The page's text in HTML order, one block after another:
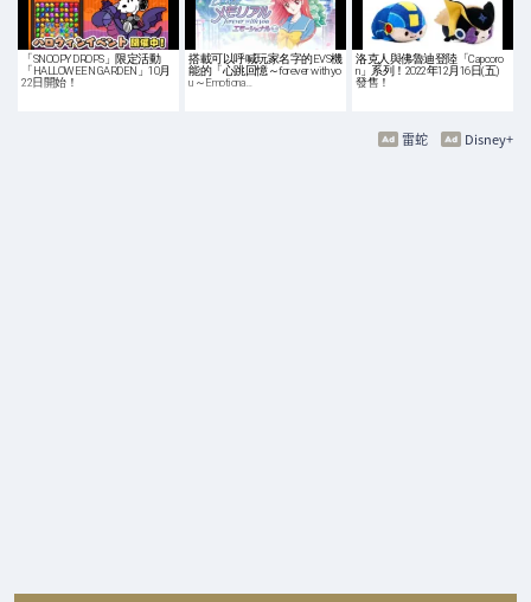
「SNOOPY DROPS」限定活動
「HALLOWEEN GARDEN」10月
22日開始！
搭載可以呼喊玩家名字的EVS機
能的「心跳回憶～forever with yo
u～Emotiona…
洛克人與佛魯迪登陸「Capcoro
n」系列！2022年12月16日(五)
發售！
Disney+
雷蛇